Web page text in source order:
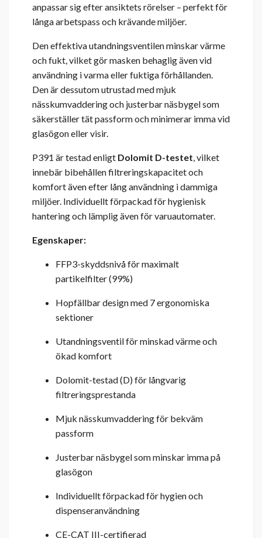
anpassar sig efter ansiktets rörelser – perfekt för
långa arbetspass och krävande miljöer.
Den effektiva utandningsventilen minskar värme
och fukt, vilket gör masken behaglig även vid
användning i varma eller fuktiga förhållanden.
Den är dessutom utrustad med mjuk
nässkumvaddering och justerbar näsbygel som
säkerställer tät passform och minimerar imma vid
glasögon eller visir.
P391 är testad enligt Dolomit D-testet , vilket
innebär bibehållen filtreringskapacitet och
komfort även efter lång användning i dammiga
miljöer. Individuellt förpackad för hygienisk
hantering och lämplig även för varuautomater.
Egenskaper:
FFP3-skyddsnivå för maximalt
partikelfilter (99%)
Hopfällbar design med 7 ergonomiska
sektioner
Utandningsventil för minskad värme och
ökad komfort
Dolomit-testad (D) för långvarig
filtreringsprestanda
Mjuk nässkumvaddering för bekväm
passform
Justerbar näsbygel som minskar imma på
glasögon
Individuellt förpackad för hygien och
dispenseranvändning
CE-CAT III-certifierad